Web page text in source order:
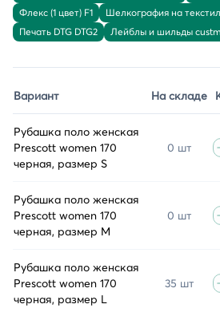
Флекс (1 цвет) F1
Шелкография на
Печать DTG DTG2
Лейблы и шильды custm
Вариант На складе
Рубашка поло женская
Prescott women 170
черная, размер S
0 шт
Рубашка поло женская
Prescott women 170
черная, размер M
0 шт
Рубашка поло женская
Prescott women 170
черная, размер L
35 шт